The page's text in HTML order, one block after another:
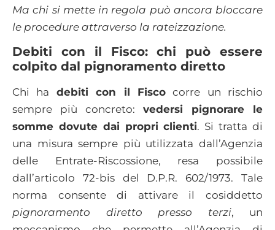
Ma chi si mette in regola può ancora bloccare
le procedure attraverso la rateizzazione.
Debiti con il Fisco: chi può essere
colpito dal pignoramento diretto
Chi ha debiti con il Fiscocorre un rischio
sempre più concreto: vedersi pignorare le
somme dovute dai propri clienti. Si tratta di
una misura sempre più utilizzata dall’Agenzia
delle Entrate-Riscossione, resa possibile
dall’articolo 72-bis del D.P.R. 602/1973. Tale
norma consente di attivare il cosiddetto
pignoramento diretto presso terzi, un